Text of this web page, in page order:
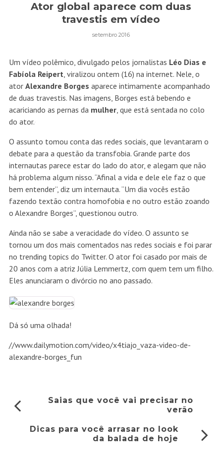
Ator global aparece com duas
travestis em vídeo
setembro 2016
Um vídeo polêmico, divulgado pelos jornalistas Léo Dias e
Fabíola Reipert, viralizou ontem (16) na internet. Nele, o
ator Alexandre Borges aparece intimamente acompanhado
de duas travestis. Nas imagens, Borges está bebendo e
acariciando as pernas da mulher, que está sentada no colo
do ator.
O assunto tomou conta das redes sociais, que levantaram o
debate para a questão da transfobia. Grande parte dos
internautas parece estar do lado do ator, e alegam que não
há problema algum nisso. “Afinal a vida e dele ele faz o que
bem entender”, diz um internauta. “Um dia vocês estão
fazendo textão contra homofobia e no outro estão zoando
o Alexandre Borges”, questionou outro.
Ainda não se sabe a veracidade do vídeo. O assunto se
tornou um dos mais comentados nas redes sociais e foi parar
no trending topics do Twitter. O ator foi casado por mais de
20 anos com a atriz Júlia Lemmertz, com quem tem um filho.
Eles anunciaram o divórcio no ano passado.
Dá só uma olhada!
//www.dailymotion.com/video/x4tiajo_vaza-video-de-
alexandre-borges_fun
Saias que você vai precisar no
verão
Dicas para você arrasar no look
da balada de hoje